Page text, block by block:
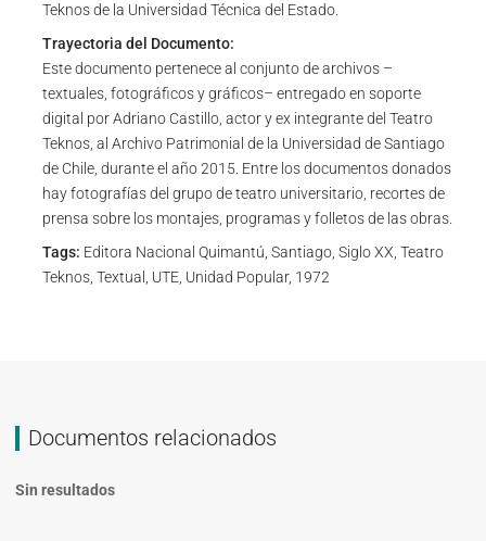
Teknos de la Universidad Técnica del Estado.
Trayectoria del Documento:
Este documento pertenece al conjunto de archivos –
textuales, fotográficos y gráficos– entregado en soporte
digital por Adriano Castillo, actor y ex integrante del Teatro
Teknos, al Archivo Patrimonial de la Universidad de Santiago
de Chile, durante el año 2015. Entre los documentos donados
hay fotografías del grupo de teatro universitario, recortes de
prensa sobre los montajes, programas y folletos de las obras.
Tags: Editora Nacional Quimantú, Santiago, Siglo XX, Teatro
Teknos, Textual, UTE, Unidad Popular, 1972
Documentos relacionados
Sin resultados